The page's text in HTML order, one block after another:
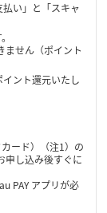
い」と「スキャ
ません（ポイント
ント還元いたし
ード）（注1）の
申し込み後すぐに
PAY アプリが必